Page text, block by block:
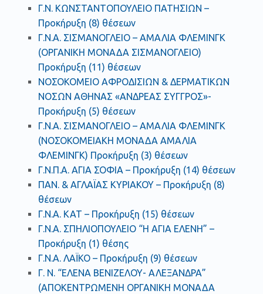
Γ.Ν. ΚΩΝΣΤΑΝΤΟΠΟΥΛΕΙΟ ΠΑΤΗΣΙΩΝ –
Προκήρυξη (8) θέσεων
Γ.Ν.Α. ΣΙΣΜΑΝΟΓΛΕΙΟ – ΑΜΑΛΙΑ ΦΛΕΜΙΝΓΚ
(ΟΡΓΑΝΙΚΗ ΜΟΝΑΔΑ ΣΙΣΜΑΝΟΓΛΕΙΟ)
Προκήρυξη (11) θέσεων
ΝΟΣΟΚΟΜΕΙΟ ΑΦΡΟΔΙΣΙΩΝ & ΔΕΡΜΑΤΙΚΩΝ
ΝΟΣΩΝ ΑΘΗΝΑΣ «ΑΝΔΡΕΑΣ ΣΥΓΓΡΟΣ»-
Προκήρυξη (5) θέσεων
Γ.Ν.Α. ΣΙΣΜΑΝΟΓΛΕΙΟ – ΑΜΑΛΙΑ ΦΛΕΜΙΝΓΚ
(ΝΟΣΟΚΟΜΕΙΑΚΗ ΜΟΝΑΔΑ ΑΜΑΛΙΑ
ΦΛΕΜΙΝΓΚ) Προκήρυξη (3) θέσεων
Γ.Ν.Π.Α. ΑΓΙΑ ΣΟΦΙΑ – Προκήρυξη (14) θέσεων
ΠΑΝ. & ΑΓΛΑΪΑΣ ΚΥΡΙΑΚΟΥ – Προκήρυξη (8)
θέσεων
Γ.Ν.Α. ΚΑΤ – Προκήρυξη (15) θέσεων
Γ.Ν.Α. ΣΠΗΛΙΟΠΟΥΛΕΙΟ “Η ΑΓΙΑ ΕΛΕΝΗ” –
Προκήρυξη (1) θέσης
Γ.Ν.Α. ΛΑΪΚΟ – Προκήρυξη (9) θέσεων
Γ. Ν. “ΕΛΕΝΑ ΒΕΝΙΖΕΛΟΥ- ΑΛΕΞΑΝΔΡΑ”
(ΑΠΟΚΕΝΤΡΩΜΕΝΗ ΟΡΓΑΝΙΚΗ ΜΟΝΑΔΑ